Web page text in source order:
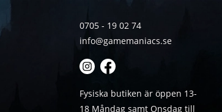
0705 - 19 02 74
info@gamemaniacs.se
Fysiska butiken är öppen 13-
18 Måndag samt Onsdag till